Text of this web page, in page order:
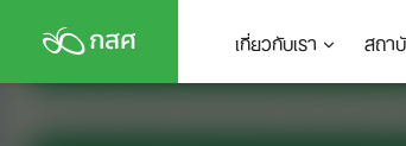
content
เกี่ยวกับเรา สถา